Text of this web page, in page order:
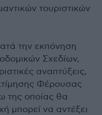
τουριστικών
την εκπόνηση
Σχεδίων,
αναπτύξεις,
Φέρουσας
της οποίας θα
μπορεί να αντέξει